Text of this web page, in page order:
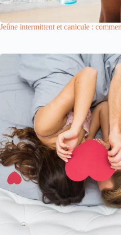
Jeûne intermittent et canicule :